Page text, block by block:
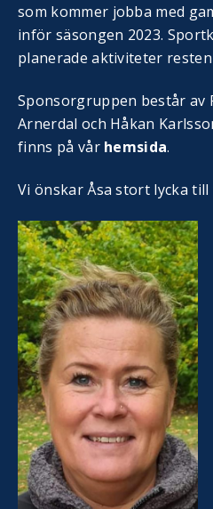
som kommer jobba med
inför säsongen 2023.
planerade aktiviteter resten
Sponsorgruppen består av
Arnerdal och Håkan
finns på vår hemsida.
Vi önskar Åsa stort lycka